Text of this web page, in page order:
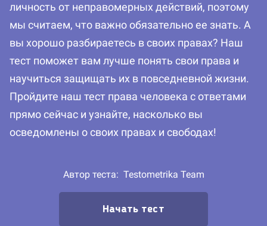
личность от неправомерных действий, поэтому
мы считаем, что важно обязательно ее знать. А
вы хорошо разбираетесь в своих правах? Наш
тест поможет вам лучше понять свои права и
научиться защищать их в повседневной жизни.
Пройдите наш тест права человека с ответами
прямо сейчас и узнайте, насколько вы
осведомлены о своих правах и свободах!
Автор теста: Testometrika Team
Начать тест